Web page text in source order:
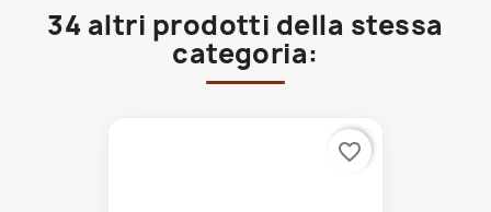
34 altri prodotti della stessa
categoria:
favorite_border